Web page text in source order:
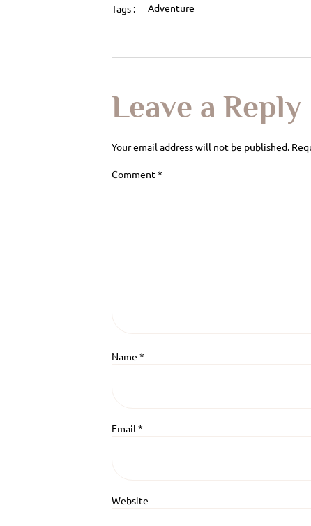
Tags : Adventure
Leave a Reply
Your email address will not be published.
Comment*
Name *
Email *
Website